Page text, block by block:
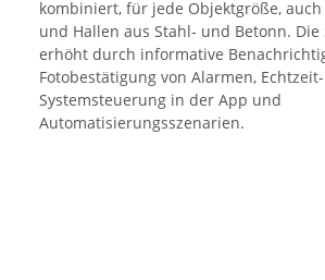
kombiniert, für jede Objektgröße,
und Hallen aus Stahl- und Betonn.
erhöht durch informative
Fotobestätigung von Alarmen, Echtzeit-
Systemsteuerung in der App und
Automatisierungsszenarien.